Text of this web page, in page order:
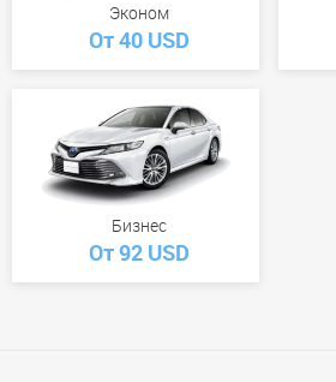
Эконом
От 40 USD
Бизнес
От 92 USD